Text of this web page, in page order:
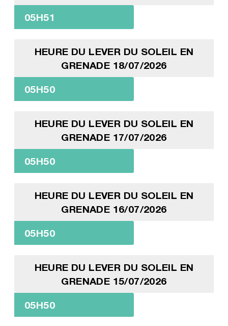
05H51
HEURE DU LEVER DU SOLEIL EN
GRENADE 18/07/2026
05H50
HEURE DU LEVER DU SOLEIL EN
GRENADE 17/07/2026
05H50
HEURE DU LEVER DU SOLEIL EN
GRENADE 16/07/2026
05H50
HEURE DU LEVER DU SOLEIL EN
GRENADE 15/07/2026
05H50